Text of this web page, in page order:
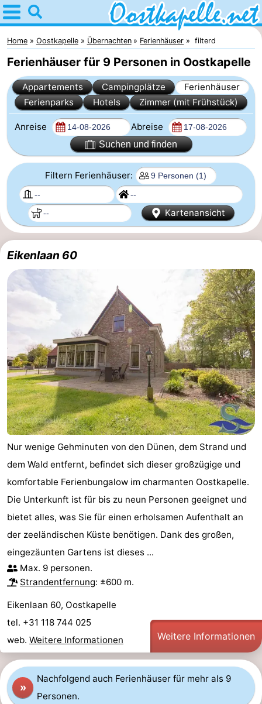
Home
Oostkapelle
Tipps
Für
Oranjezon
Übernachten
Appartements
De
Grote
Geere
Campingplätze
Ferienhäuser
-
Duin
Grote
Geere
De
Zandput
-
Dennenbos
-
Fort
den
Haak
-
In
De
Bongerd
-
Westhove
Hotels
Zimmer
(mit
Frühstück)
Lastminutes
Strand
Sehen
tun
Museen
-
Denkmäler
-
Aussichtspunkte
Attraktionen
-
Home Oostkapelle Übernachten Ferienhäuser filterd
Ferienhäuser für 9 Personen in Oostkapelle
Appartements Campingplätze
Ferienhäuser
Ferienparks
Hotels Zimmer (mit Frühstück)
Anreise Abreise
Suchen und finden
Filtern Ferienhäuser:
Kartenansicht
Eikenlaan 60
Nur wenige Gehminuten von den Dünen, dem Strand und
dem Wald entfernt, befindet sich dieser großzügige und
komfortable Ferienbungalow im charmanten Oostkapelle.
Die Unterkunft ist für bis zu neun Personen geeignet und
bietet alles, was Sie für einen erholsamen Aufenthalt an
der zeeländischen Küste benötigen. Dank des großen,
eingezäunten Gartens ist dieses ...
Max. 9 personen.
Strandentfernung: ±600 m.
Eikenlaan 60, Oostkapelle
tel. +31 118 744 025
web. Weitere Informationen Weitere Informationen
»
Nachfolgend auch Ferienhäuser für mehr als 9
Personen.